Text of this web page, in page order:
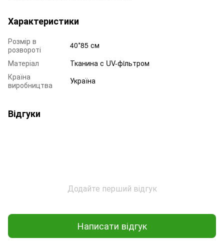
Характеристики
Розмір в
розвороті
40*85 см
Матеріал
Тканина с UV-фiльтром
Країна
виробництва
Україна
Відгуки
Додайте перший відгук
Написати відгук